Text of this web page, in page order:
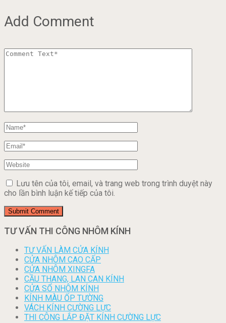
Add Comment
Lưu tên của tôi, email, và trang web trong trình duyệt này
cho lần bình luận kế tiếp của tôi.
TƯ VẤN THI CÔNG NHÔM KÍNH
TƯ VẤN LÀM CỬA KÍNH
CỬA NHÔM CAO CẤP
CỬA NHÔM XINGFA
CẦU THANG, LAN CAN KÍNH
CỬA SỔ NHÔM KÍNH
KÍNH MÀU ỐP TƯỜNG
VÁCH KÍNH CƯỜNG LỰC
THI CÔNG LẮP ĐẶT KÍNH CƯỜNG LỰC